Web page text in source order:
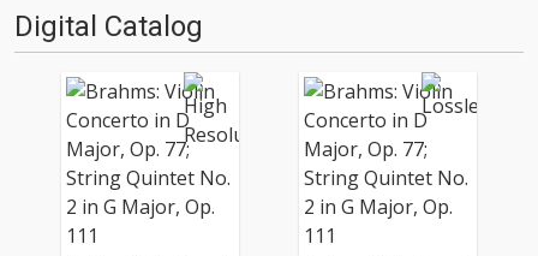
Digital Catalog